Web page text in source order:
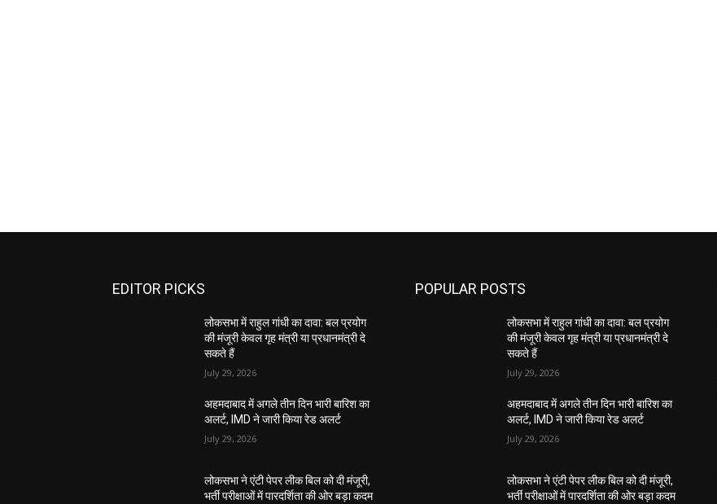
EDITOR PICKS
लोकसभा में राहुल गांधी का दावा: बल प्रयोग
की मंजूरी केवल गृह मंत्री या प्रधानमंत्री दे
सकते हैं
July 29, 2026
अहमदाबाद में अगले तीन दिन भारी बारिश का
अलर्ट, IMD ने जारी किया रेड अलर्ट
July 29, 2026
लोकसभा ने एंटी पेपर लीक बिल को दी मंजूरी,
भर्ती परीक्षाओं में पारदर्शिता की ओर बड़ा कदम
POPULAR POSTS
लोकसभा में राहुल गांधी का दावा: बल प्रयोग
की मंजूरी केवल गृह मंत्री या प्रधानमंत्री दे
सकते हैं
July 29, 2026
अहमदाबाद में अगले तीन दिन भारी बारिश का
अलर्ट, IMD ने जारी किया रेड अलर्ट
July 29, 2026
लोकसभा ने एंटी पेपर लीक बिल को दी मंजूरी,
भर्ती परीक्षाओं में पारदर्शिता की ओर बड़ा कदम